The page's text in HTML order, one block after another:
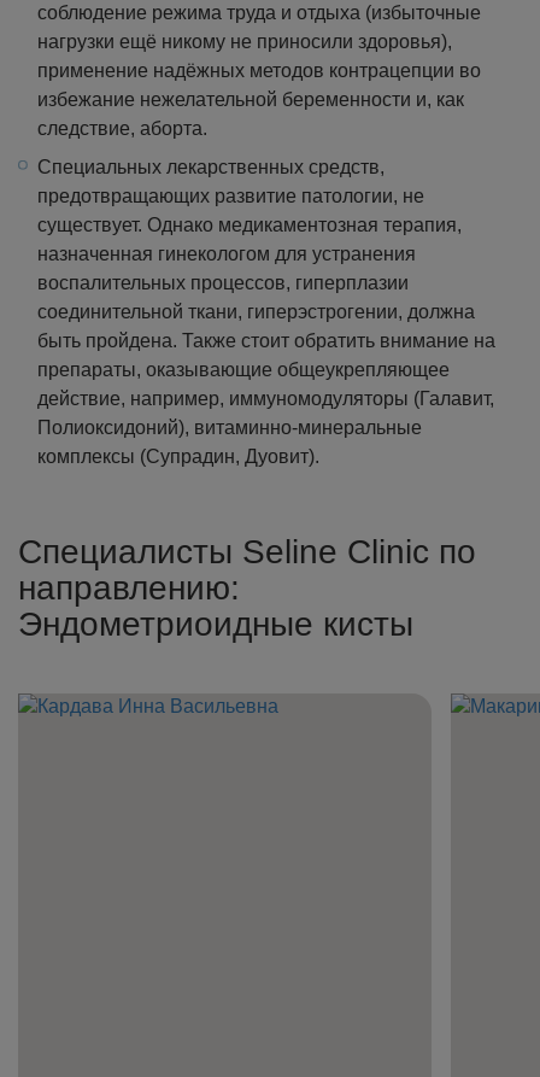
соблюдение режима труда и отдыха (избыточные
нагрузки ещё никому не приносили здоровья),
применение надёжных методов контрацепции во
избежание нежелательной беременности и, как
следствие, аборта.
Специальных лекарственных средств,
предотвращающих развитие патологии, не
существует. Однако медикаментозная терапия,
назначенная гинекологом для устранения
воспалительных процессов, гиперплазии
соединительной ткани, гиперэстрогении, должна
быть пройдена. Также стоит обратить внимание на
препараты, оказывающие общеукрепляющее
действие, например, иммуномодуляторы (Галавит,
Полиоксидоний), витаминно-минеральные
комплексы (Супрадин, Дуовит).
Специалисты Seline Clinic по
направлению:
Эндометриоидные кисты